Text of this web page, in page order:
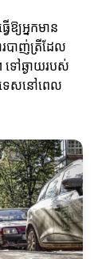
ឱ្យអ្នកមាន
របាញ់ត្រីដែល
ទៅឆ្ងាយរបស់
កទេសនៅពេល